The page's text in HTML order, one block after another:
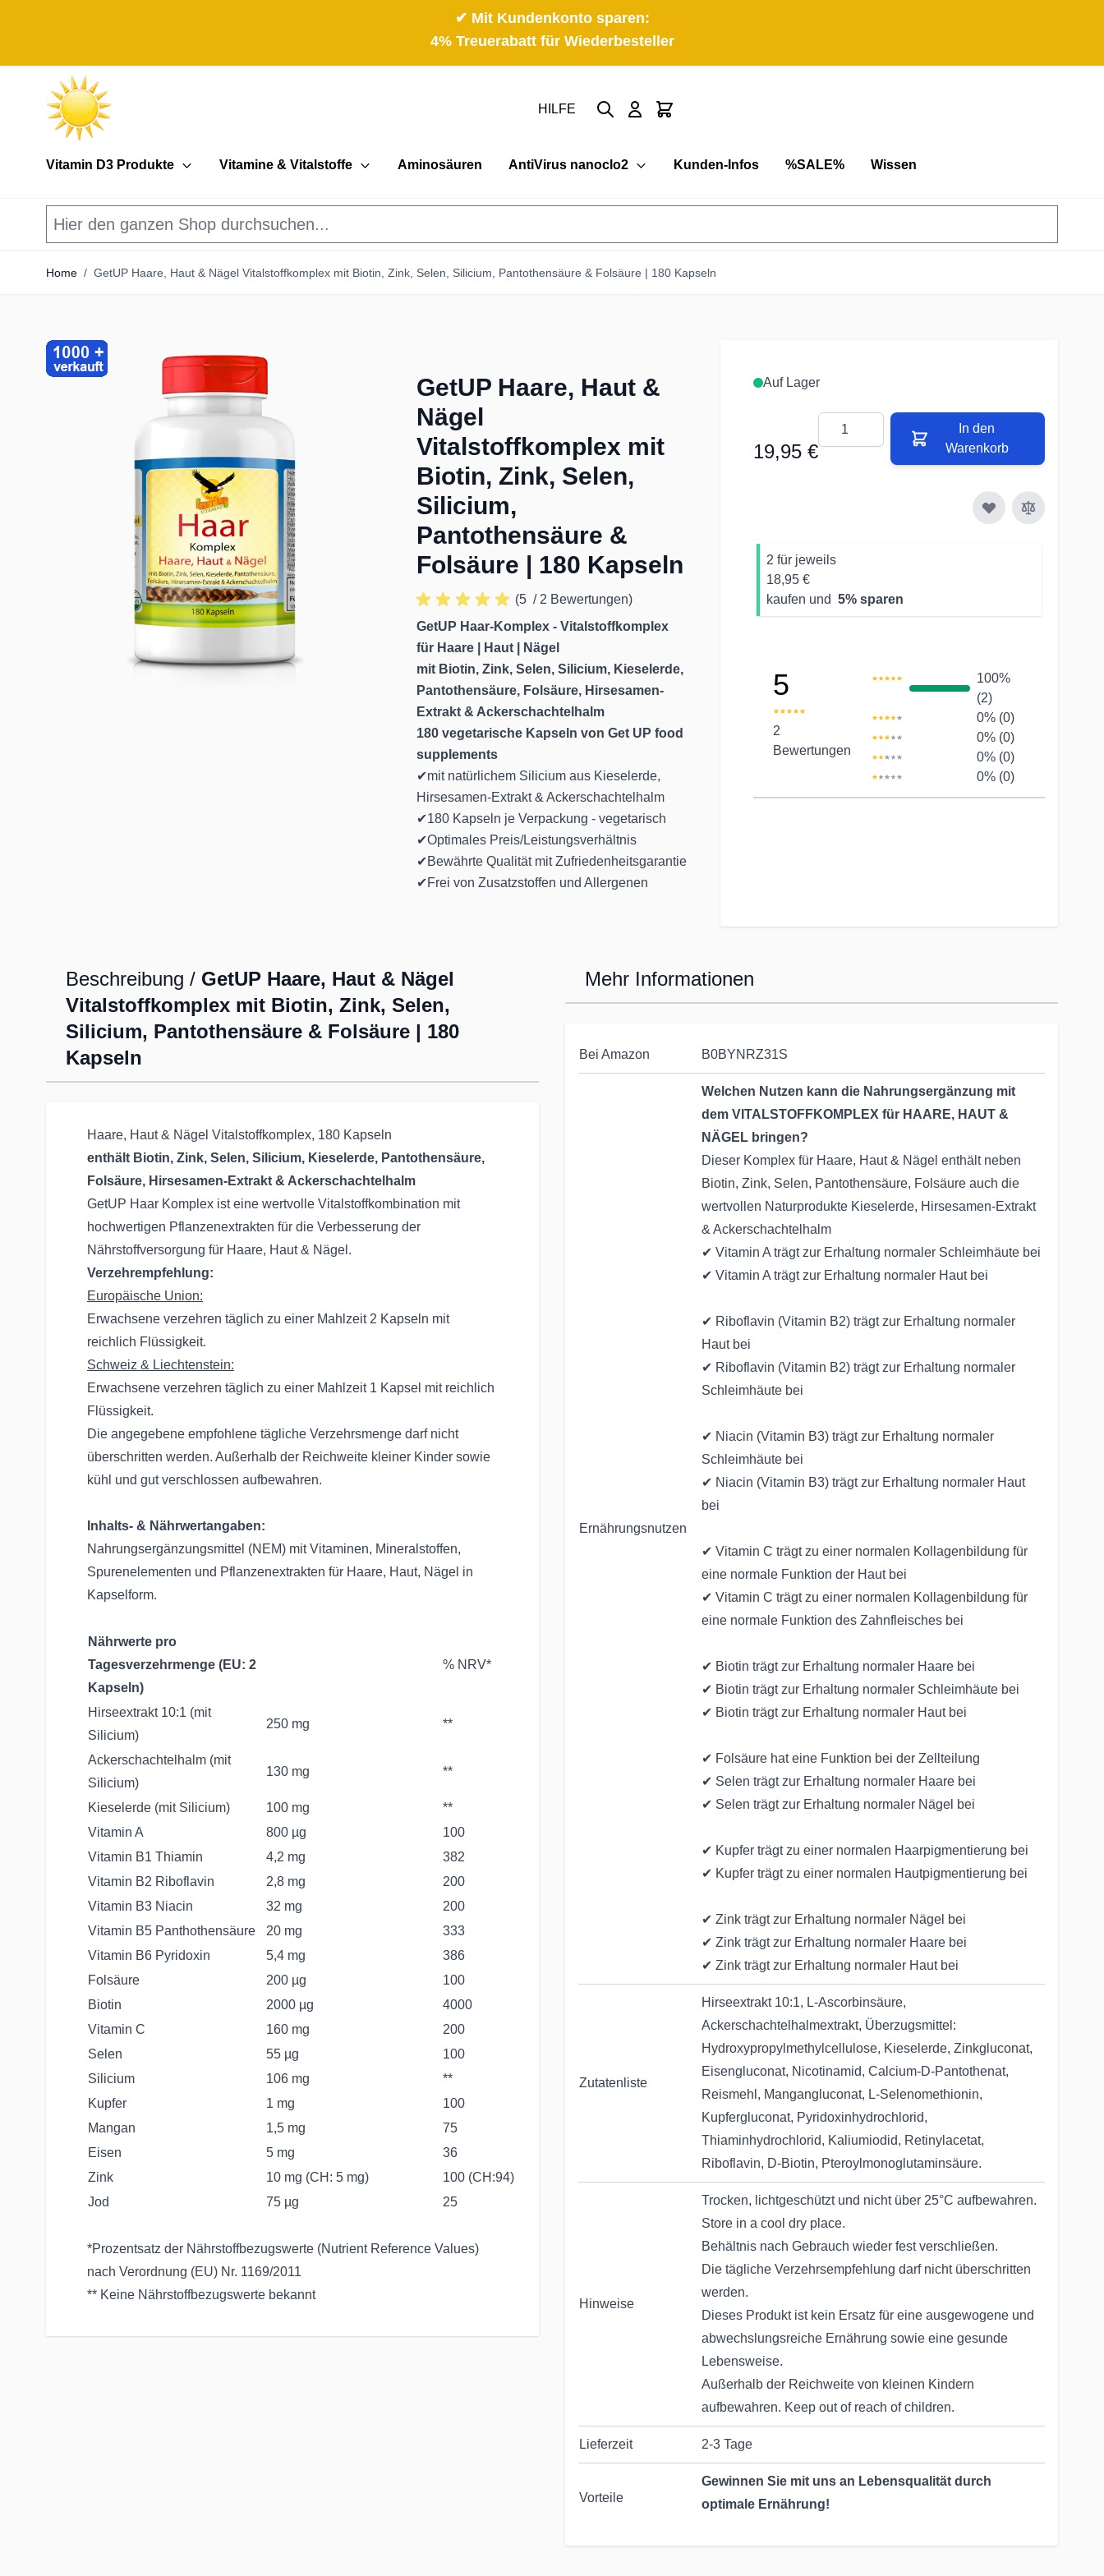
✔ Mit Kundenkonto sparen:
4% Treuerabatt für Wiederbesteller
Direkt zum Inhalt
Vitamin D3 Produkte Vitamine & Vitalstoffe Aminosäuren AntiVirus nanoclo2 Kunden-Infos %SALE% Wissen
HILFE Suche Cart
Home / GetUP Haare, Haut & Nägel Vitalstoffkomplex mit Biotin, Zink, Selen, Silicium, Pantothensäure & Folsäure | 180 Kapseln
GetUP Haare, Haut &
Nägel
Vitalstoffkomplex mit
Biotin, Zink, Selen,
Silicium,
Pantothensäure &
Folsäure | 180 Kapseln
(5/ 2 Bewertungen)
GetUP Haar-Komplex - Vitalstoffkomplex
für Haare | Haut | Nägel
mit Biotin, Zink, Selen, Silicium, Kieselerde,
Pantothensäure, Folsäure, Hirsesamen-
Extrakt & Ackerschachtelhalm
180 vegetarische Kapseln von Get UP food
supplements
✔mit natürlichem Silicium aus Kieselerde,
Hirsesamen-Extrakt & Ackerschachtelhalm
✔180 Kapseln je Verpackung - vegetarisch
✔Optimales Preis/Leistungsverhältnis
✔Bewährte Qualität mit Zufriedenheitsgarantie
✔Frei von Zusatzstoffen und Allergenen
Auf Lager
19,95 €
Menge
In den
Warenkorb
2 für jeweils
18,95 €
kaufen und 5% sparen
5
2
Bewertungen
100%
(2)
0% (0)
0% (0)
0% (0)
0% (0)
Beschreibung / GetUP Haare, Haut & Nägel
Vitalstoffkomplex mit Biotin, Zink, Selen,
Silicium, Pantothensäure & Folsäure | 180
Kapseln
Haare, Haut & Nägel Vitalstoffkomplex, 180 Kapseln
enthält Biotin, Zink, Selen, Silicium, Kieselerde, Pantothensäure,
Folsäure, Hirsesamen-Extrakt & Ackerschachtelhalm
GetUP Haar Komplex ist eine wertvolle Vitalstoffkombination mit
hochwertigen Pflanzenextrakten für die Verbesserung der
Nährstoffversorgung für Haare, Haut & Nägel.
Verzehrempfehlung:
Europäische Union:
Erwachsene verzehren täglich zu einer Mahlzeit 2 Kapseln mit
reichlich Flüssigkeit.
Schweiz & Liechtenstein:
Erwachsene verzehren täglich zu einer Mahlzeit 1 Kapsel mit reichlich
Flüssigkeit.
Die angegebene empfohlene tägliche Verzehrsmenge darf nicht
überschritten werden. Außerhalb der Reichweite kleiner Kinder sowie
kühl und gut verschlossen aufbewahren.
Inhalts- & Nährwertangaben:
Nahrungsergänzungsmittel (NEM) mit Vitaminen, Mineralstoffen,
Spurenelementen und Pflanzenextrakten für Haare, Haut, Nägel in
Kapselform.
Nährwerte pro
Tagesverzehrmenge (EU: 2
Kapseln)
% NRV*
Hirseextrakt 10:1 (mit
Silicium)
250 mg **
Ackerschachtelhalm (mit
Silicium)
130 mg **
Kieselerde (mit Silicium) 100 mg
**
Vitamin A
800 µg
100
Vitamin B1 Thiamin
4,2 mg
382
Vitamin B2 Riboflavin
2,8 mg
200
Vitamin B3 Niacin
32 mg
200
Vitamin B5 Panthothensäure
20 mg
333
Vitamin B6 Pyridoxin
5,4 mg
386
Folsäure
200 µg
100
Biotin
2000 µg
4000
Vitamin C
160 mg
200
Selen
55 µg
100
Silicium
106 mg
**
Kupfer
1 mg
100
Mangan
1,5 mg
75
Eisen
5 mg
36
Zink
10 mg (CH: 5 mg)
100 (CH:94)
Jod
75 µg 25
*Prozentsatz der Nährstoffbezugswerte (Nutrient Reference Values)
nach Verordnung (EU) Nr. 1169/2011
** Keine Nährstoffbezugswerte bekannt
Mehr Informationen
Bei Amazon B0BYNRZ31S
Ernährungsnutzen
Welchen Nutzen kann die Nahrungsergänzung mit
dem VITALSTOFFKOMPLEX für HAARE, HAUT &
NÄGEL bringen?
Dieser Komplex für Haare, Haut & Nägel enthält neben
Biotin, Zink, Selen, Pantothensäure, Folsäure auch die
wertvollen Naturprodukte Kieselerde, Hirsesamen-Extrakt
& Ackerschachtelhalm
✔ Vitamin A trägt zur Erhaltung normaler Schleimhäute bei
✔ Vitamin A trägt zur Erhaltung normaler Haut bei
✔ Riboflavin (Vitamin B2) trägt zur Erhaltung normaler
Haut bei
✔ Riboflavin (Vitamin B2) trägt zur Erhaltung normaler
Schleimhäute bei
✔ Niacin (Vitamin B3) trägt zur Erhaltung normaler
Schleimhäute bei
✔ Niacin (Vitamin B3) trägt zur Erhaltung normaler Haut
bei
✔ Vitamin C trägt zu einer normalen Kollagenbildung für
eine normale Funktion der Haut bei
✔ Vitamin C trägt zu einer normalen Kollagenbildung für
eine normale Funktion des Zahnfleisches bei
✔ Biotin trägt zur Erhaltung normaler Haare bei
✔ Biotin trägt zur Erhaltung normaler Schleimhäute bei
✔ Biotin trägt zur Erhaltung normaler Haut bei
✔ Folsäure hat eine Funktion bei der Zellteilung
✔ Selen trägt zur Erhaltung normaler Haare bei
✔ Selen trägt zur Erhaltung normaler Nägel bei
✔ Kupfer trägt zu einer normalen Haarpigmentierung bei
✔ Kupfer trägt zu einer normalen Hautpigmentierung bei
✔ Zink trägt zur Erhaltung normaler Nägel bei
✔ Zink trägt zur Erhaltung normaler Haare bei
✔ Zink trägt zur Erhaltung normaler Haut bei
Zutatenliste
Hirseextrakt 10:1, L-Ascorbinsäure,
Ackerschachtelhalmextrakt, Überzugsmittel:
Hydroxypropylmethylcellulose, Kieselerde, Zinkgluconat,
Eisengluconat, Nicotinamid, Calcium-D-Pantothenat,
Reismehl, Mangangluconat, L-Selenomethionin,
Kupfergluconat, Pyridoxinhydrochlorid,
Thiaminhydrochlorid, Kaliumiodid, Retinylacetat,
Riboflavin, D-Biotin, Pteroylmonoglutaminsäure.
Hinweise
Trocken, lichtgeschützt und nicht über 25°C aufbewahren.
Store in a cool dry place.
Behältnis nach Gebrauch wieder fest verschließen.
Die tägliche Verzehrsempfehlung darf nicht überschritten
werden.
Dieses Produkt ist kein Ersatz für eine ausgewogene und
abwechslungsreiche Ernährung sowie eine gesunde
Lebensweise.
Außerhalb der Reichweite von kleinen Kindern
aufbewahren. Keep out of reach of children.
Lieferzeit 2-3 Tage
Vorteile
Gewinnen Sie mit uns an Lebensqualität durch
optimale Ernährung!